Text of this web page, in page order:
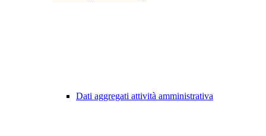
Dati aggregati attività amministrativa